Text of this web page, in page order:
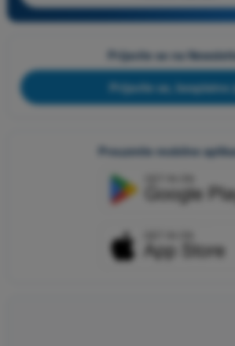
Prijavite se na
Prijavite se, besplatno
Preuzmite mobilne